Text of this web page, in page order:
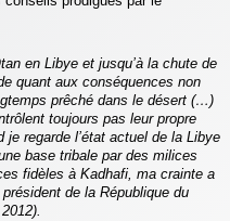
en Libye et jusqu’à la chute de
quant aux conséquences non
prêché dans le désert (…)
toujours pas leur propre
regarde l’état actuel de la Libye
base tribale par des milices
fidèles à Kadhafi, ma crainte a
de la République du